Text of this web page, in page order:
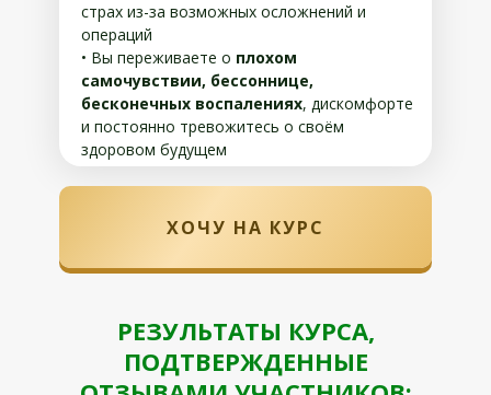
страх из-за возможных осложнений и
операций
• Вы переживаете о плохом
самочувствии, бессоннице,
бесконечных воспалениях, дискомфорте
и постоянно тревожитесь о своём
здоровом будущем
ХОЧУ НА КУРС
РЕЗУЛЬТАТЫ КУРСА,
ПОДТВЕРЖДЕННЫЕ